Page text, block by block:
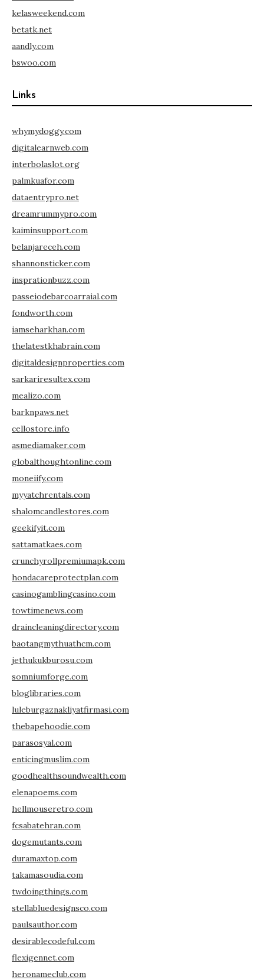
kelasweekend.com
betatk.net
aandly.com
bswoo.com
Links
whymydoggy.com
digitalearnweb.com
interbolaslot.org
palmkuafor.com
dataentrypro.net
dreamrummypro.com
kaiminsupport.com
belanjareceh.com
shannonsticker.com
insprationbuzz.com
passeiodebarcoarraial.com
fondworth.com
iamseharkhan.com
thelatestkhabrain.com
digitaldesignproperties.com
sarkariresultex.com
mealizo.com
barknpaws.net
cellostore.info
asmediamaker.com
globalthoughtonline.com
moneiify.com
myyatchrentals.com
shalomcandlestores.com
geekifyit.com
sattamatkaes.com
crunchyrollpremiumapk.com
hondacareprotectplan.com
casinogamblingcasino.com
towtimenews.com
draincleaningdirectory.com
baotangmythuathcm.com
jethukukburosu.com
somniumforge.com
bloglibraries.com
luleburgaznakliyatfirmasi.com
thebapehoodie.com
parasosyal.com
enticingmuslim.com
goodhealthsoundwealth.com
elenapoems.com
hellmouseretro.com
fcsabatehran.com
dogemutants.com
duramaxtop.com
takamasoudia.com
twdoingthings.com
stellabluedesignsco.com
paulsauthor.com
desirablecodeful.com
flexigennet.com
heronameclub.com